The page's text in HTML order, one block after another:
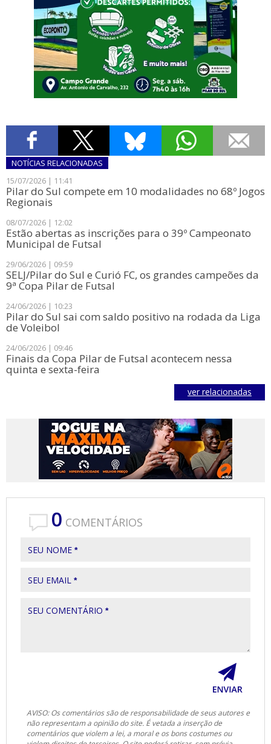
NOTÍCIAS RELACIONADAS
15/07/2026 | 11:41
Pilar do Sul compete em 10 modalidades no 68º Jogos
Regionais
08/07/2026 | 12:02
Estão abertas as inscrições para o 39º Campeonato
Municipal de Futsal
29/06/2026 | 09:59
SELJ/Pilar do Sul e Curió FC, os grandes campeões da
9ª Copa Pilar de Futsal
24/06/2026 | 10:23
Pilar do Sul sai com saldo positivo na rodada da Liga
de Voleibol
24/06/2026 | 09:46
Finais da Copa Pilar de Futsal acontecem nessa
quinta e sexta-feira
ver relacionadas
0 COMENTÁRIOS
SEU NOME *
SEU EMAIL *
SEU COMENTÁRIO *
AVISO: Os comentários são de responsabilidade de seus autores e
não representam a opinião do site. É vetada a inserção de
comentários que violem a lei, a moral e os bons costumes ou